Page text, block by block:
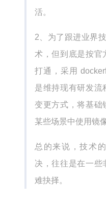
活。
2、为了跟进业界
术，但到底是按官
打通，采用
是维持现有研发流
变更方式，将基础
某些场景中使用镜
总的来说，技术
决，往往是在一些
难抉择。